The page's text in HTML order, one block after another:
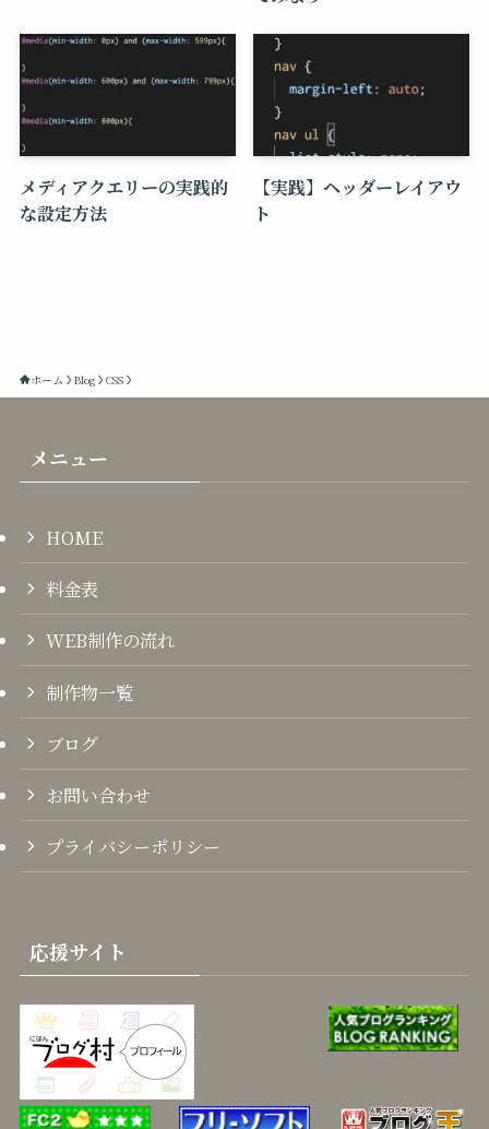
メディアクエリーの実践的
な設定方法
【実践】ヘッダーレイアウ
ト
ホーム Blog CSS
メニュー
HOME
料金表
WEB制作の流れ
制作物一覧
ブログ
お問い合わせ
プライバシーポリシー
応援サイト